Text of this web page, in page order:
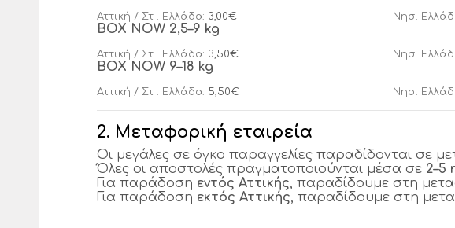
Αττική / Στ . Ελλάδα: 3,00€ Νησ.
BOX NOW 2,5–9 kg
Αττική / Στ . Ελλάδα: 3,50€ Νησ.
BOX NOW 9–18 kg
Αττική / Στ . Ελλάδα: 5,50€ Νησ.
2. Μεταφορική εταιρεία
Οι μεγάλες σε όγκο παραγγελίες παραδίδονται σε
Όλες οι αποστολές πραγματοποιούνται μέσα σε 2–5
Για παράδοση εντός Αττικής, παραδίδουμε στη
Για παράδοση εκτός Αττικής, παραδίδουμε στη